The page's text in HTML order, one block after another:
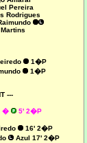
Pereira
Rodrigues
1�P
1�P
---
� 5' 2�P
16' 2�P
Azul 17' 2�P